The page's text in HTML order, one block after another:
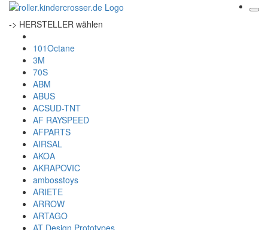
-> HERSTELLER wählen
101Octane
3M
70S
ABM
ABUS
ACSUD-TNT
AF RAYSPEED
AFPARTS
AIRSAL
AKOA
AKRAPOVIC
ambosstoys
ARIETE
ARROW
ARTAGO
AT Design Prototypes